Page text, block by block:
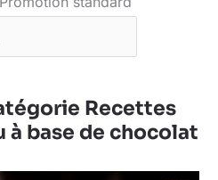
Recettes
à base de chocolat